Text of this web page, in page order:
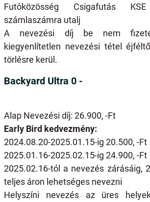
Futóközösség Csigafutás
számlaszámra utalj
A nevezési díj be nem
kiegyenlítetlen nevezési tétel
törlésre kerül.
Backyard Ultra 0 -
Alap Nevezési díj: 26.900, -Ft
Early Bird kedvezmény:
2024.08.20-2025.01.15-ig 20.500, -Ft
2025.01.16-2025.02.15-ig 24.900, -Ft
2025.02.16-tól a nevezés zárásáig,
teljes áron lehetséges nevezni
Helyszíni nevezés az üres